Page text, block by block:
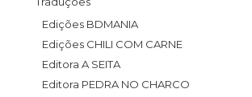
Edições BDMANIA
Edições CHILI COM CARNE
Editora A SEITA
Editora PEDRA NO CHARCO